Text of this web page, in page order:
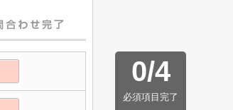
0/4
必須項目完了